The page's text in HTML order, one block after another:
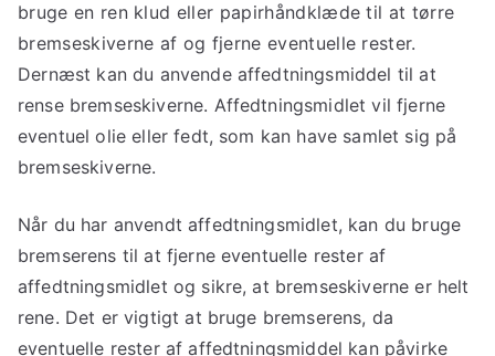
bruge en ren klud eller papirhåndklæde til at tørre
bremseskiverne af og fjerne eventuelle rester.
Dernæst kan du anvende affedtningsmiddel til at
rense bremseskiverne. Affedtningsmidlet vil fjerne
eventuel olie eller fedt, som kan have samlet sig på
bremseskiverne.
Når du har anvendt affedtningsmidlet, kan du bruge
bremserens til at fjerne eventuelle rester af
affedtningsmidlet og sikre, at bremseskiverne er helt
rene. Det er vigtigt at bruge bremserens, da
eventuelle rester af affedtningsmiddel kan påvirke